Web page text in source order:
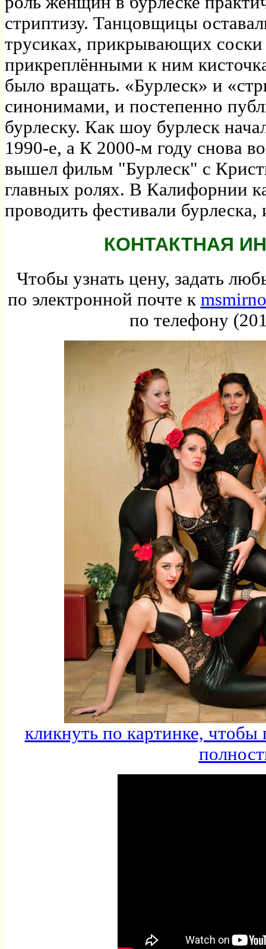
стриптизу. Танцовщицы
трусиках, прикрывающих
прикреплёнными к ним
было вращать. «Бурлеск» и
синонимами, и постепенно
бурлеску. Как шоу бурлеск
1990-е, а К 2000-м году снова
вышел фильм "Бурлеск" с
главных ролях. В Калифорнии
проводить фестивали
КОНТАКТНАЯ
Чтобы узнать цену, задать
по электронной почте к
по телефону
кликнуть по картинке,